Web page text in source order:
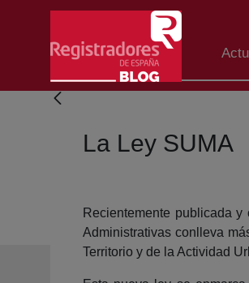
Skip to Main Content
La Ley SUMA
Recientemente publicada
Administrativas conlleva
Territorio y de la Actividad